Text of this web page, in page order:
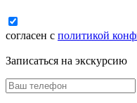
согласен с политикой
Записаться на экскурсию